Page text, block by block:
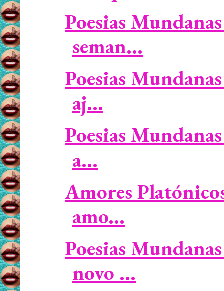
Poesias
seman...
Poesias
aj...
Poesias
a...
Amores
amo...
Poesias
novo ...